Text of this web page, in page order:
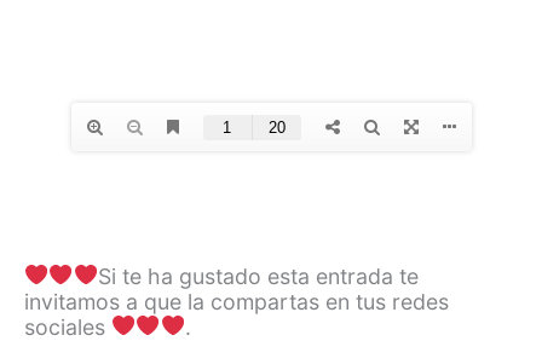
Si te ha gustado esta entrada te
invitamos a que la compartas en tus redes
sociales
.